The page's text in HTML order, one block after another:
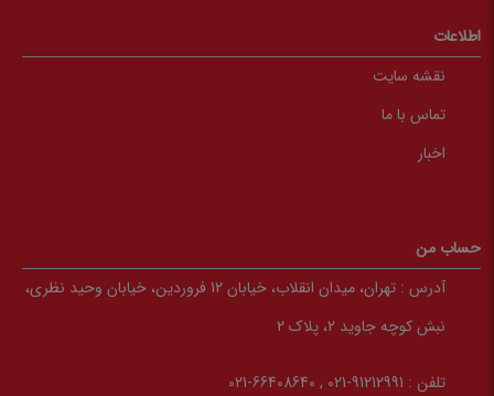
اطلاعات
نقشه سایت
تماس با ما
اخبار
حساب من
آدرس :
تهران، میدان انقلاب، خیابان 12 فروردین، خیابان وحید نظری،
نبش کوچه جاوید 2، پلاک 2
تلفن : 91212991-021 , 66408640-021